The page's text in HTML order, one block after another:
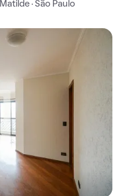
· São Paulo